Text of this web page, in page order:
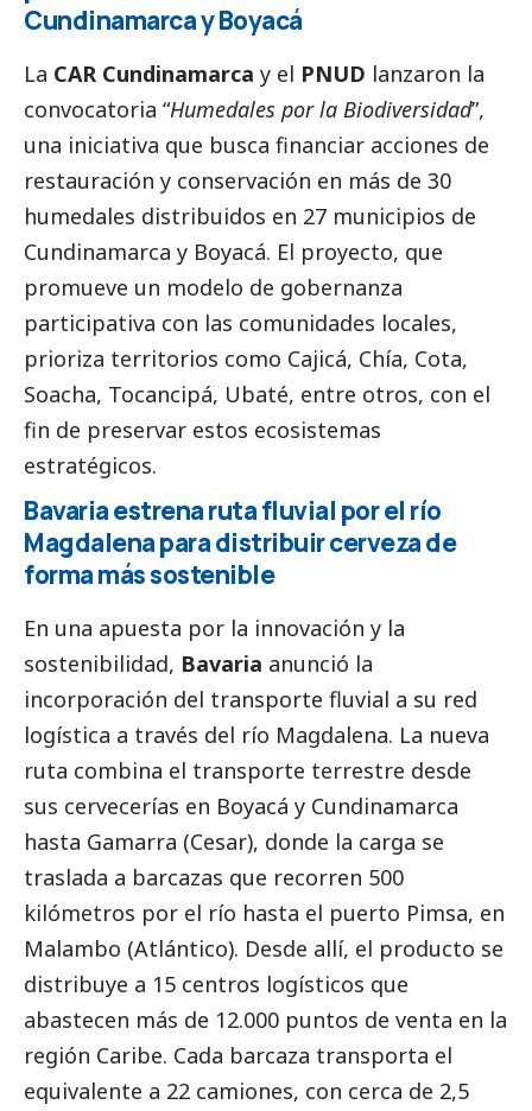
Cundinamarca y Boyacá
La CAR Cundinamarca y el PNUD lanzaron la
convocatoria “Humedales por la Biodiversidad”,
una iniciativa que busca financiar acciones de
restauración y conservación en más de 30
humedales distribuidos en 27 municipios de
Cundinamarca y Boyacá. El proyecto, que
promueve un modelo de gobernanza
participativa con las comunidades locales,
prioriza territorios como Cajicá, Chía, Cota,
Soacha, Tocancipá, Ubaté, entre otros, con el
fin de preservar estos ecosistemas
estratégicos.
Bavaria estrena ruta fluvial por el río
Magdalena para distribuir cerveza de
forma más sostenible
En una apuesta por la innovación y la
sostenibilidad, Bavaria anunció la
incorporación del transporte fluvial a su red
logística a través del río Magdalena. La nueva
ruta combina el transporte terrestre desde
sus cervecerías en Boyacá y Cundinamarca
hasta Gamarra (Cesar), donde la carga se
traslada a barcazas que recorren 500
kilómetros por el río hasta el puerto Pimsa, en
Malambo (Atlántico). Desde allí, el producto se
distribuye a 15 centros logísticos que
abastecen más de 12.000 puntos de venta en la
región Caribe. Cada barcaza transporta el
equivalente a 22 camiones, con cerca de 2,5